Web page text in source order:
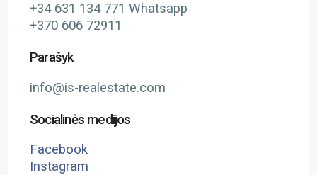
+34 631 134 771 Whatsapp
+370 606 72911
Parašyk
info@is-realestate.com
Socialinės medijos
Facebook
Instagram